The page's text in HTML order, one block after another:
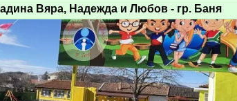
Вяра, Надежда и Любов - гр. Баня